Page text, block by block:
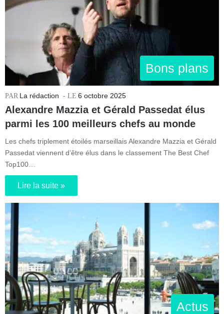
Bons plans
La rédaction 6 octobre 2025
Alexandre Mazzia et Gérald Passedat élus
parmi les 100 meilleurs chefs au monde
Les chefs triplement étoilés marseillais Alexandre Mazzia et Gérald
Passedat viennent d’être élus dans le classement The Best Chef
Top100…
Lire la suite »
Actus